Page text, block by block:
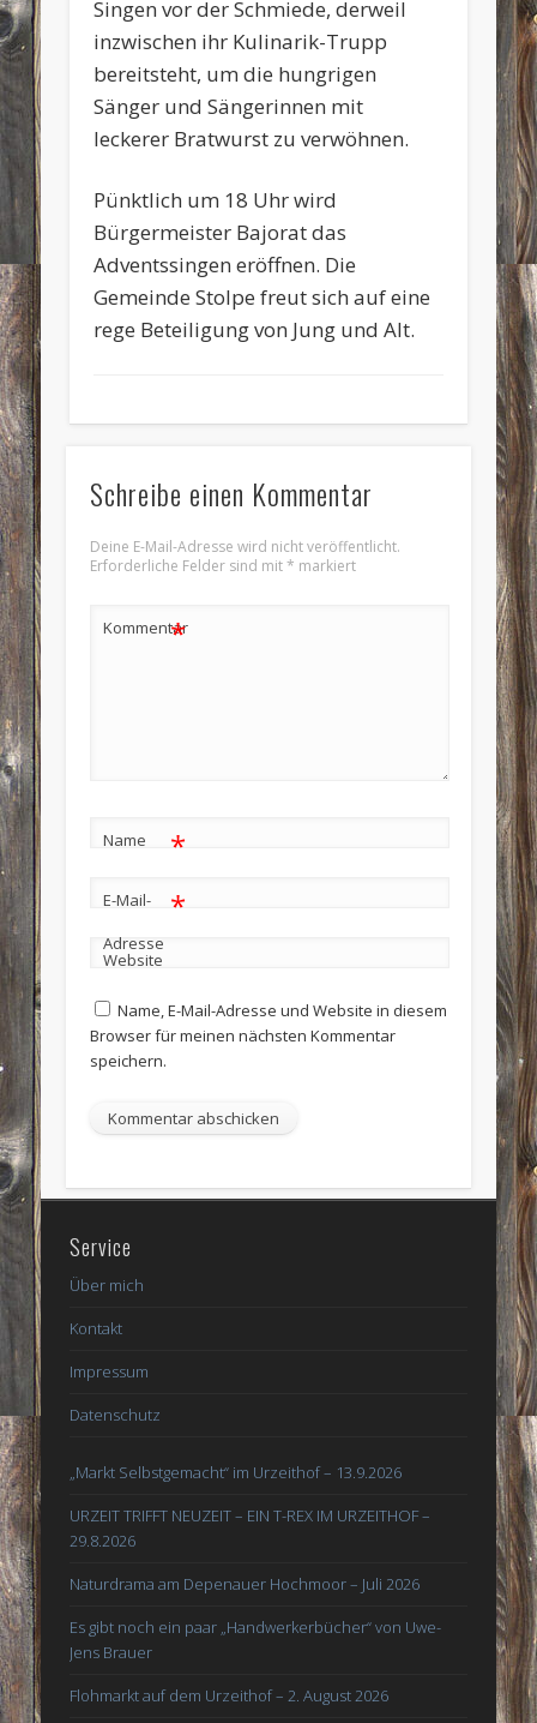
Singen vor der Schmiede, derweil
inzwischen ihr Kulinarik-Trupp
bereitsteht, um die hungrigen
Sänger und Sängerinnen mit
leckerer Bratwurst zu verwöhnen.
Pünktlich um 18 Uhr wird
Bürgermeister Bajorat das
Adventssingen eröffnen. Die
Gemeinde Stolpe freut sich auf eine
rege Beteiligung von Jung und Alt.
Schreibe einen Kommentar
Deine E-Mail-Adresse wird nicht veröffentlicht.
Erforderliche Felder sind mit* markiert
Kommentar
*
Name *
E-Mail-
Adresse
*
Website
Name, E-Mail-Adresse und Website in diesem
Browser für meinen nächsten Kommentar
speichern.
Service
Über mich
Kontakt
Impressum
Datenschutz
„Markt Selbstgemacht“ im Urzeithof – 13.9.2026
URZEIT TRIFFT NEUZEIT – EIN T-REX IM URZEITHOF –
29.8.2026
Naturdrama am Depenauer Hochmoor – Juli 2026
Es gibt noch ein paar „Handwerkerbücher“ von Uwe-
Jens Brauer
Flohmarkt auf dem Urzeithof – 2. August 2026